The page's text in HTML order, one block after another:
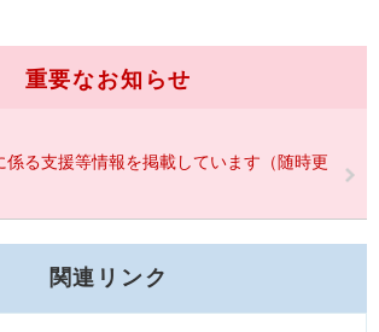
重要なお知らせ
係る支援等情報を掲載しています（随時更
関連リンク